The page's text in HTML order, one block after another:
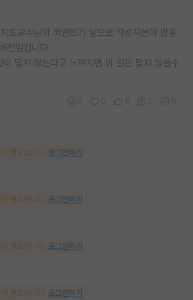
도교수님의 코멘트가 앞으로 작성자분이 받을
일겁니다.
이 맞지 않는다고 느껴지면 이 길은 맞지 않을수
필요합니다. 로그인하기
필요합니다. 로그인하기
필요합니다. 로그인하기
필요합니다. 로그인하기